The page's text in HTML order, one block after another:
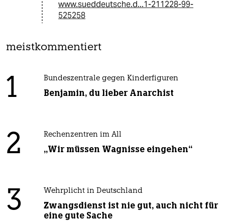
www.sueddeutsche.d...1-211228-99-
525258
meistkommentiert
1 Bundeszentrale gegen Kinderfiguren
Benjamin, du lieber Anarchist
2 Rechenzentren im All
„Wir müssen Wagnisse eingehen“
3 Wehrplicht in Deutschland
Zwangsdienst ist nie gut, auch nicht für
eine gute Sache